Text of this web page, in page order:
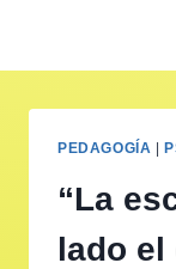
PEDAGOGÍA
“La
lado el